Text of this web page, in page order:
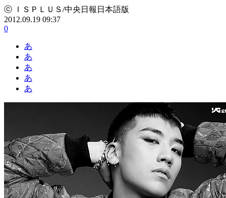
ⓒ ＩＳＰＬＵＳ/中央日報日本語版
2012.09.19 09:37
0
あ
あ
あ
あ
あ